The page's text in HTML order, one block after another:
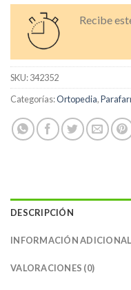
Recibe
SKU:342352
Categorías:Ortopedia,
DESCRIPCIÓN
INFORMACIÓN ADICIONAL
VALORACIONES (0)